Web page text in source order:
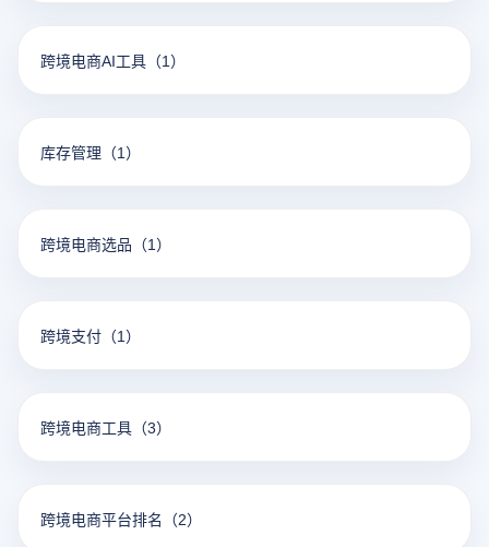
跨境电商AI工具 （1）
库存管理 （1）
跨境电商选品 （1）
跨境支付 （1）
跨境电商工具 （3）
跨境电商平台排名 （2）